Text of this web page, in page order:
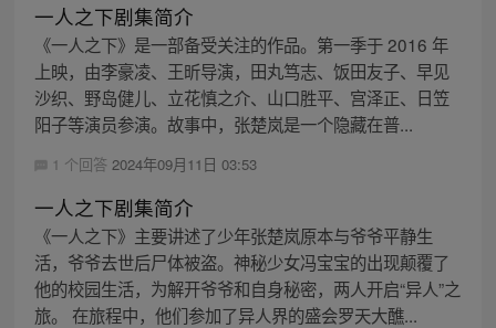
一人之下剧集简介
《一人之下》是一部备受关注的作品。第一季于 2016 年
上映，由李豪凌、王昕导演，田丸笃志、饭田友子、早见
沙织、野岛健儿、立花慎之介、山口胜平、宫泽正、日笠
阳子等演员参演。故事中，张楚岚是一个隐藏在普...
1 个回答 2024年09月11日 03:53
一人之下剧集简介
《一人之下》主要讲述了少年张楚岚原本与爷爷平静生
活，爷爷去世后尸体被盗。神秘少女冯宝宝的出现颠覆了
他的校园生活，为解开爷爷和自身秘密，两人开启“异人”之
旅。 在旅程中，他们参加了异人界的盛会罗天大醮...